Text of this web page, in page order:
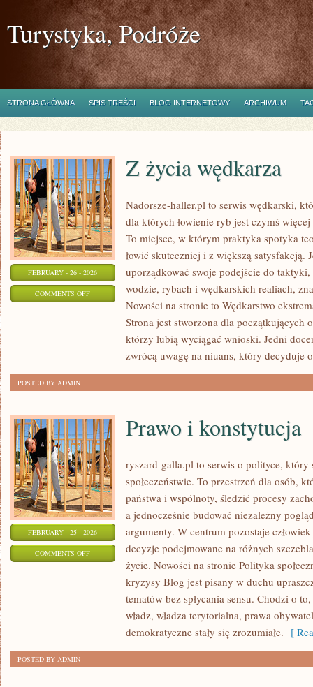
Turystyka, Podróże
STRONA GŁÓWNA SPIS TREŚCI BLOG INTERNETOWY ARCHIWUM
FEBRUARY - 26 - 2026
COMMENTS OFFON
WĘDKARZA
Z życia wędkarza
Nadorsze-haller.pl to serwis wędkarski,
dla których łowienie ryb jest czymś
To miejsce, w którym praktyka spotyka
łowić skuteczniej i z większą satysfakcją.
uporządkować swoje podejście do
wodzie, rybach i wędkarskich realiach,
Nowości na stronie to Wędkarstwo
Strona jest stworzona dla początkujących
którzy lubią wyciągać wnioski. Jedni
zwrócą uwagę na niuans, który decyduje
POSTED BY ADMIN
FEBRUARY - 25 - 2026
COMMENTS OFFON
KONSTYTUCJA
Prawo i konstytucja
ryszard-galla.pl to serwis o polityce, który
społeczeństwie. To przestrzeń dla osób,
państwa i wspólnoty, śledzić procesy
a jednocześnie budować niezależny
argumenty. W centrum pozostaje
decyzje podejmowane na różnych
życie. Nowości na stronie Polityka
kryzysy Blog jest pisany w duchu
tematów bez spłycania sensu. Chodzi o
władz, władza terytorialna, prawa
demokratyczne stały się zrozumiałe. [
POSTED BY ADMIN